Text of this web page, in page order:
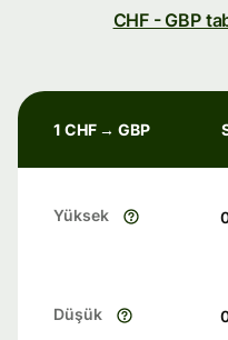
CHF - GBP
1 CHF → GBP
Yüksek
Düşük